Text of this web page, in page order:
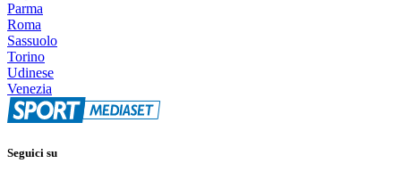
Parma
Roma
Sassuolo
Torino
Udinese
Venezia
Seguici su